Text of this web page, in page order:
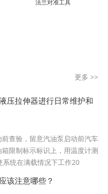
法兰对准工具
更多>>
压拉伸器进行日常维护和
查验，留意汽油泵启动前汽车
限制标示标识上，用温度计测
统在满载情况下工作20
该注意哪些？